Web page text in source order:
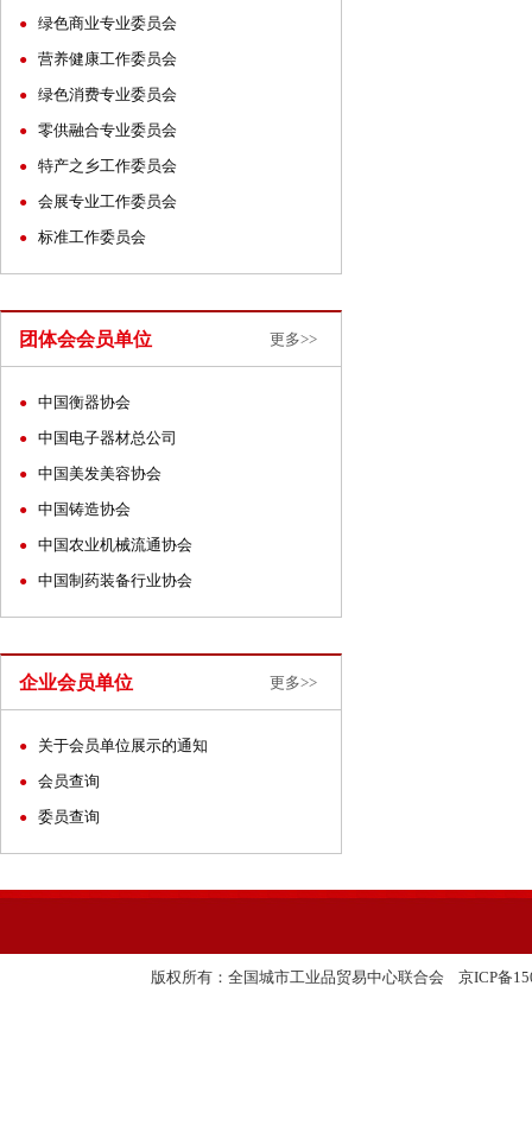
● 绿色商业专业委员会
● 营养健康工作委员会
● 绿色消费专业委员会
● 零供融合专业委员会
● 特产之乡工作委员会
● 会展专业工作委员会
● 标准工作委员会
团体会会员单位 更多>>
● 中国衡器协会
● 中国电子器材总公司
● 中国美发美容协会
● 中国铸造协会
● 中国农业机械流通协会
● 中国制药装备行业协会
企业会员单位 更多>>
● 关于会员单位展示的通知
● 会员查询
● 委员查询
版权所有：全国城市工业品贸易中心联合会 京ICP备